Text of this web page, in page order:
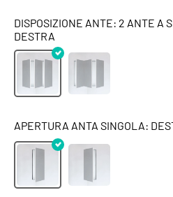
DISPOSIZIONE ANTE: 2 ANTE A
DESTRA
APERTURA ANTA SINGOLA: